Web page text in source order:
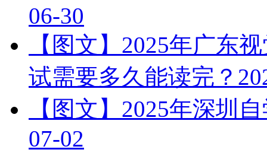
06-30
【图文】2025年广东
试需要多久能读完？
【图文】2025年深圳
07-02